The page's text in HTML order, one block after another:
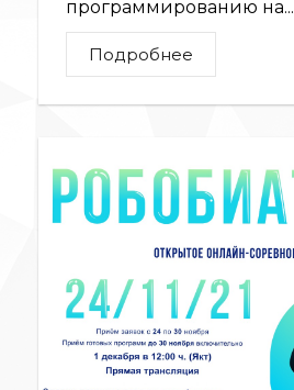
программированию на...
Подробнее